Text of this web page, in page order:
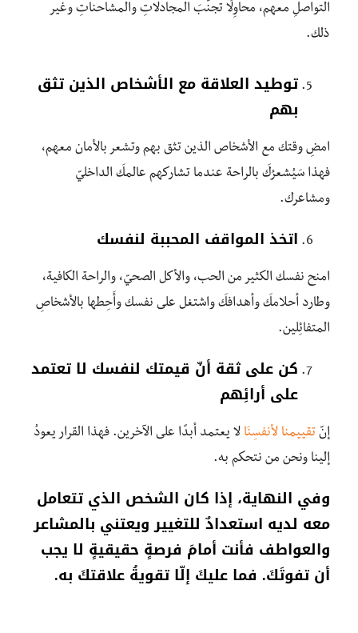
التواصلِ معهم، محاوِلًا تجنُّبَ المجادلاتِ والمشاحناتِ وغير
ذلك.
توطيد العلاقة مع الأشخاص الذين تثق
بهم
امضِ وقتك مع الأشخاص الذين تثق بهم وتشعر بالأمان معهم،
فهذا سَيُشعرُكَ بالراحة عندما تشاركهم عالمكَ الداخليّ
ومشاعرك.
اتخذ المواقف المحببة لنفسك
امنح نفسك الكثير من الحب، والأكل الصحيّ، والراحة الكافية،
وطارد أحلامكَ وأهدافكَ واشتغل على نفسك وأَحِطها بالأشخاصِ
المتفائِلين.
كن على ثقة أنّ قيمتك لنفسك لا تعتمد
على أرائِهم
إنّ تقييمنا لأنفسِنَا لا يعتمد أبدًا على الآخرين. فهذا القرار يعودُ
إلينا ونحن من نتحكم به.
وفي النهاية، إذا كان الشخص الذي تتعامل
معه لديه استعدادٌ للتغيير ويعتني بالمشاعر
والعواطف فأنت أمامَ فرصةٍ حقيقيةٍ لا يجب
أن تفوتَكَ. فما عليكَ إلّا تقويةُ علاقتكَ به.